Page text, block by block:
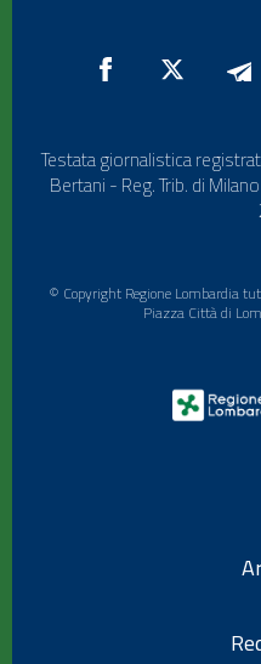
Testata giornalistica
Bertani - Reg. Trib. di
© Copyright Regione Lombardia
Piazza Città di